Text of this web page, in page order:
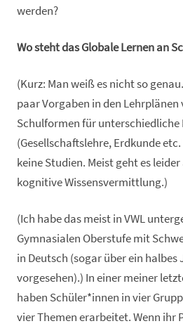
werden?
Wo steht das Globale Lernen an
(Kurz: Man weiß es nicht so
paar Vorgaben in den Lehrplänen
Schulformen für unterschiedliche
(Gesellschaftslehre, Erdkunde
keine Studien. Meist geht es
kognitive Wissensvermittlung.)
(Ich habe das meist in VWL
Gymnasialen Oberstufe mit
in Deutsch (sogar über ein halbes
vorgesehen).) In einer meiner
haben Schüler*innen in vier
vier Themen erarbeitet. Wenn